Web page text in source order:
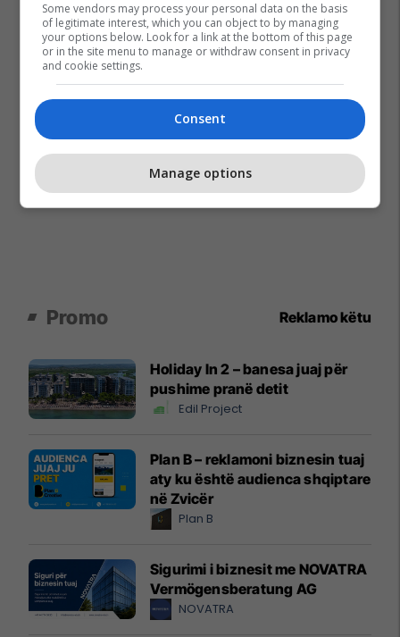
Promo Reklamo këtu
Holiday In 2 – banesa juaj për
pushime pranë detit
Edil Project
Plan B – reklamoni biznesin tuaj
aty ku është audienca shqiptare
në Zvicër
Plan B
Sigurimi i biznesit me NOVATRA
Vermögensberatung AG
NOVATRA
Some vendors may process your personal data on the basis
of legitimate interest, which you can object to by managing
your options below. Look for a link at the bottom of this page
or in the site menu to manage or withdraw consent in privacy
and cookie settings.
Consent
Manage options